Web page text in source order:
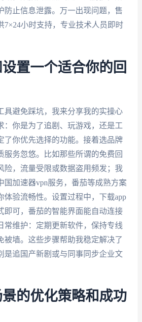
防止信息泄露。万一出现问题，售
7×24小时支持，专业技术人员即时
置一个适合你的回
具避免踩坑，我来分享我的实操心
：你是为了追剧、玩游戏，还是工
了你优先选择的功能。接着选品牌
服务忽悠。比如那些所谓的免费回
险，流量受限或数据盗用频发；我
国加速器vpn服务，番茄等成熟方案
体验流畅性。设置过程中，下载app
即可，番茄的智能界面能自动连接
常维护：定期更新软件，保持专线
被墙。这些步骤帮助我稳定解决了
是追国产新剧或与同事同步企业文
的优化策略和成功